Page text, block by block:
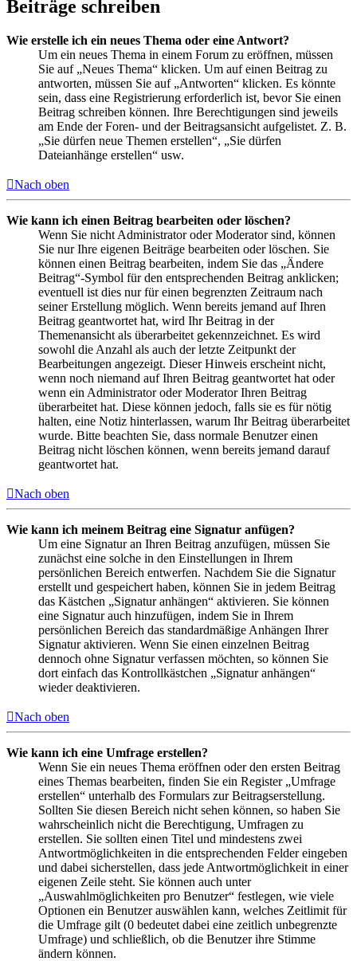
Beiträge schreiben
Wie erstelle ich ein neues Thema oder eine Antwort?
Um ein neues Thema in einem Forum zu eröffnen, müssen
Sie auf „Neues Thema“ klicken. Um auf einen Beitrag zu
antworten, müssen Sie auf „Antworten“ klicken. Es könnte
sein, dass eine Registrierung erforderlich ist, bevor Sie einen
Beitrag schreiben können. Ihre Berechtigungen sind jeweils
am Ende der Foren- und der Beitragsansicht aufgelistet. Z. B.
„Sie dürfen neue Themen erstellen“, „Sie dürfen
Dateianhänge erstellen“ usw.
Nach oben
Wie kann ich einen Beitrag bearbeiten oder löschen?
Wenn Sie nicht Administrator oder Moderator sind, können
Sie nur Ihre eigenen Beiträge bearbeiten oder löschen. Sie
können einen Beitrag bearbeiten, indem Sie das „Ändere
Beitrag“-Symbol für den entsprechenden Beitrag anklicken;
eventuell ist dies nur für einen begrenzten Zeitraum nach
seiner Erstellung möglich. Wenn bereits jemand auf Ihren
Beitrag geantwortet hat, wird Ihr Beitrag in der
Themenansicht als überarbeitet gekennzeichnet. Es wird
sowohl die Anzahl als auch der letzte Zeitpunkt der
Bearbeitungen angezeigt. Dieser Hinweis erscheint nicht,
wenn noch niemand auf Ihren Beitrag geantwortet hat oder
wenn ein Administrator oder Moderator Ihren Beitrag
überarbeitet hat. Diese können jedoch, falls sie es für nötig
halten, eine Notiz hinterlassen, warum Ihr Beitrag überarbeitet
wurde. Bitte beachten Sie, dass normale Benutzer einen
Beitrag nicht löschen können, wenn bereits jemand darauf
geantwortet hat.
Nach oben
Wie kann ich meinem Beitrag eine Signatur anfügen?
Um eine Signatur an Ihren Beitrag anzufügen, müssen Sie
zunächst eine solche in den Einstellungen in Ihrem
persönlichen Bereich entwerfen. Nachdem Sie die Signatur
erstellt und gespeichert haben, können Sie in jedem Beitrag
das Kästchen „Signatur anhängen“ aktivieren. Sie können
eine Signatur auch hinzufügen, indem Sie in Ihrem
persönlichen Bereich das standardmäßige Anhängen Ihrer
Signatur aktivieren. Wenn Sie einen einzelnen Beitrag
dennoch ohne Signatur verfassen möchten, so können Sie
dort einfach das Kontrollkästchen „Signatur anhängen“
wieder deaktivieren.
Nach oben
Wie kann ich eine Umfrage erstellen?
Wenn Sie ein neues Thema eröffnen oder den ersten Beitrag
eines Themas bearbeiten, finden Sie ein Register „Umfrage
erstellen“ unterhalb des Formulars zur Beitragserstellung.
Sollten Sie diesen Bereich nicht sehen können, so haben Sie
wahrscheinlich nicht die Berechtigung, Umfragen zu
erstellen. Sie sollten einen Titel und mindestens zwei
Antwortmöglichkeiten in die entsprechenden Felder eingeben
und dabei sicherstellen, dass jede Antwortmöglichkeit in einer
eigenen Zeile steht. Sie können auch unter
„Auswahlmöglichkeiten pro Benutzer“ festlegen, wie viele
Optionen ein Benutzer auswählen kann, welches Zeitlimit für
die Umfrage gilt (0 bedeutet dabei eine zeitlich unbegrenzte
Umfrage) und schließlich, ob die Benutzer ihre Stimme
ändern können.